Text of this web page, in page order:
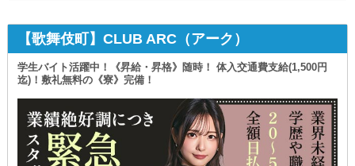
【歌舞伎町】CLUB ARC（アーク）
学生バイト活躍中！《昇給・昇格》随時！ 体入交通費支給(1,500円
迄)！敷礼無料の《寮》完備！